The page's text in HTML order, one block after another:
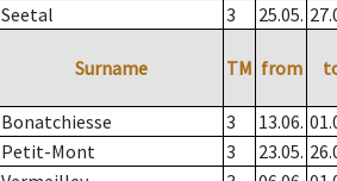
Seetal 3 25.05.
Surname TM from
Bonatchiesse 3 13.06.
Petit-Mont 3 23.05.